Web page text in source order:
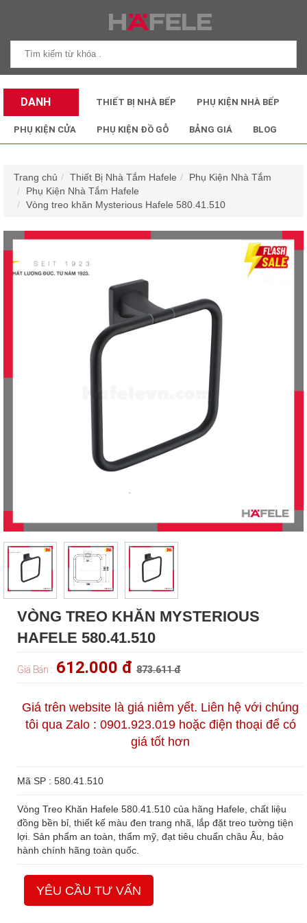
DANH
MỤC SẢN
THIẾT BỊ NHÀ BẾP PHỤ KIỆN NHÀ BẾP
PHỤ KIỆN CỬA PHỤ KIỆN ĐỒ GỖ BẢNG GIÁ BLOG
Trang chủ Thiết Bị Nhà Tắm Hafele
Phụ Kiện Nhà Tắm
Phụ Kiện Nhà Tắm Hafele
Vòng treo khăn Mysterious Hafele 580.41.510
VÒNG TREO KHĂN MYSTERIOUS
HAFELE 580.41.510
Giá Bán : 612.000 đ 873.611 đ
Giá trên website là giá niêm yết. Liên hệ với chúng
tôi qua Zalo : 0901.923.019 hoặc điện thoại để có
giá tốt hơn
Mã SP : 580.41.510
Vòng Treo Khăn Hafele 580.41.510 của hãng Hafele, chất liệu
đồng bền bỉ, thiết kế màu đen trang nhã, lắp đặt treo tường tiện
lợi. Sản phẩm an toàn, thẩm mỹ, đạt tiêu chuẩn châu Âu, bảo
hành chính hãng toàn quốc.
YÊU CẦU TƯ VẤN